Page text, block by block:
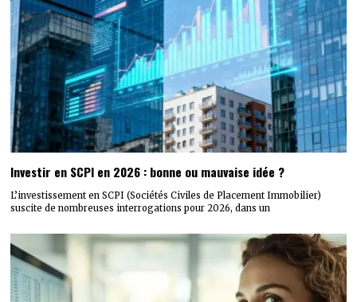
Investir en SCPI en 2026 : bonne ou mauvaise idée ?
L’investissement en SCPI (Sociétés Civiles de Placement Immobilier)
suscite de nombreuses interrogations pour 2026, dans un